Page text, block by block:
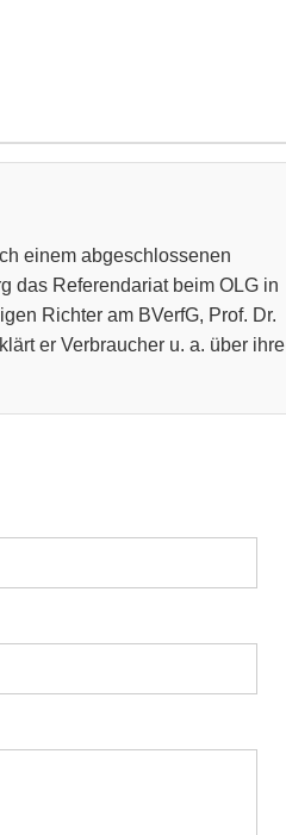
einem abgeschlossenen
das Referendariat beim OLG in
Richter am BVerfG, Prof. Dr.
er Verbraucher u. a. über ihre